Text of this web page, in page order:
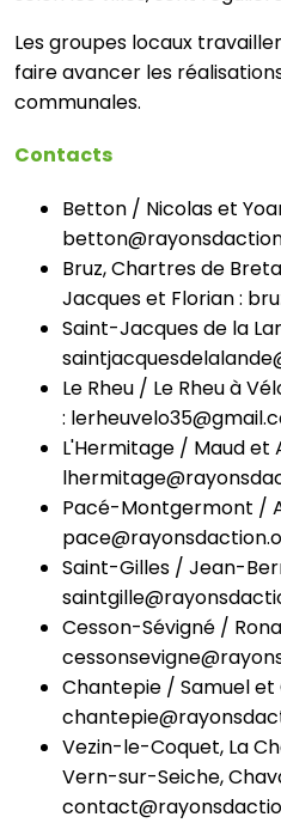
Les groupes locaux
faire avancer les
communales.
Contacts
Betton / Nicolas et
Bruz, Chartres de
Jacques et Florian :
Saint-Jacques de la
Le Rheu / Le Rheu à
:
L'Hermitage / Maud et
Pacé-Montgermont /
Saint-Gilles / Jean-
Cesson-Sévigné /
Chantepie / Samuel et
Vezin-le-Coquet, La
Vern-sur-Seiche,